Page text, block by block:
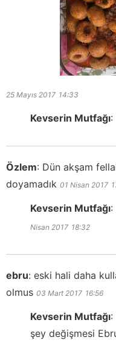
25 Mayıs 2017 14:33
Kevserin Mutfağı:
Özlem: Dün akşam
doyamadık 01 Nisan 2017
Kevserin Mutfağı:
Nisan 2017 18:32
ebru: eski hali daha
olmus 03 Mart 2017 16:56
Kevserin Mutfağı:
şey değişmesi